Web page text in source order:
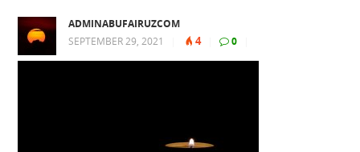
ADMINABUFAIRUZCOM
SEPTEMBER 29, 2021
4 0